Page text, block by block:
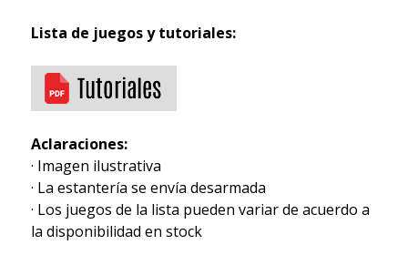
Lista de juegos y tutoriales:
Aclaraciones:
· Imagen ilustrativa
· La estantería se envía desarmada
· Los juegos de la lista pueden variar de acuerdo a
la disponibilidad en stock